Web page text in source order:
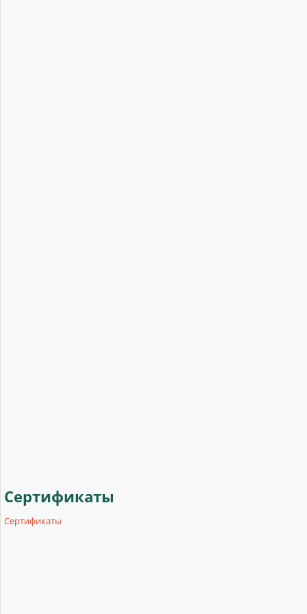
Сертификаты
Сертификаты